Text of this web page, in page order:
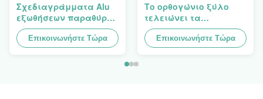
Σχεδιαγράμματα Alu
εξωθήσεων παραθύρων
αλουμινίου του Cruz
Βολιβία Santa
Επικοινωνήστε Τώρα
Το ορθογώνιο ξύλο
τελειώνει τα
σχεδιαγράμματα 4040
αλουμινίου
σχεδιάγραμμα
Επικοινωνήστε Τώρα